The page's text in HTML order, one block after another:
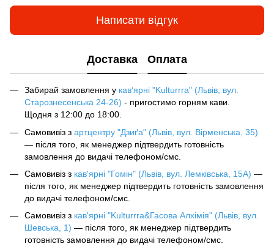
Написати відгук
Доставка Оплата
Забирай замовлення у кав‘ярні "Kulturrra" (Львів, вул.
Старознесенська 24-26) - пригостимо горням кави.
Щодня з 12:00 до 18:00.
Самовивіз з артцентру "Дзиґа" (Львів, вул. Вірменська, 35)
— після того, як менеджер підтвердить готовність
замовлення до видачі телефоном/смс.
Самовивіз з кав'ярні "Гомін" (Львів, вул. Лемківська, 15А) —
після того, як менеджер підтвердить готовність замовлення
до видачі телефоном/смс.
Самовивіз з кав'ярні "Kulturrra&Гасова Алхімія" (Львів, вул.
Шевська, 1) — після того, як менеджер підтвердить
готовність замовлення до видачі телефоном/смс.